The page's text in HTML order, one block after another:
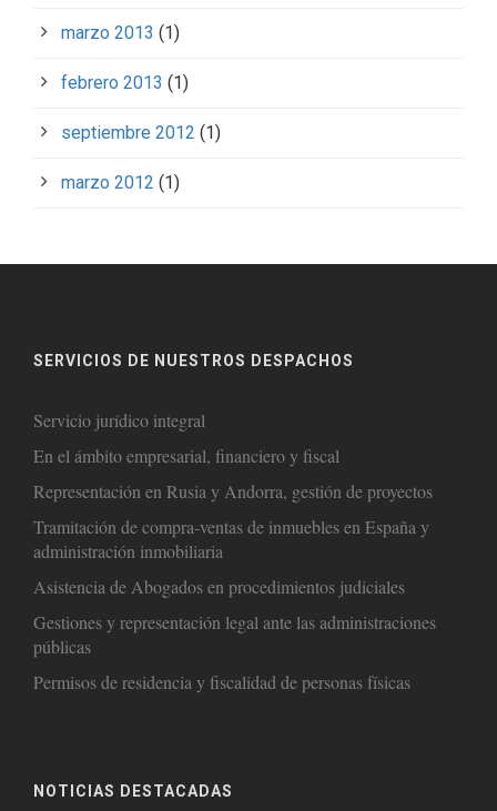
marzo 2013 (1)
febrero 2013 (1)
septiembre 2012 (1)
marzo 2012 (1)
SERVICIOS DE NUESTROS DESPACHOS
Servicio jurídico integral
En el ámbito empresarial, financiero y fiscal
Representación en Rusia y Andorra, gestión de proyectos
Tramitación de compra-ventas de inmuebles en España y
administración inmobiliaria
Asistencia de Abogados en procedimientos judiciales
Gestiones y representación legal ante las administraciones
públicas
Permisos de residencia y fiscalidad de personas físicas
NOTICIAS DESTACADAS